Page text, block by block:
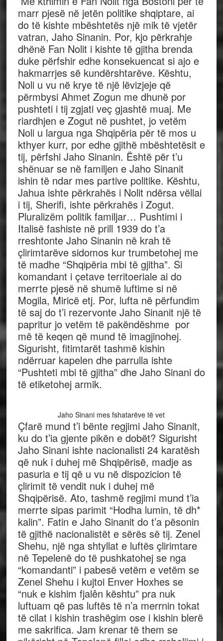
marr pjesë në jetën politike shqiptare, ai
do të kishte mbështetës një mik të vjetër
vatran, Jaho Sinanin. Por, kjo përkrahje
dhënë Fan Nolit i kishte të gjitha brenda
duke përfshir edhe konsekuencat si ajo e
hakmarrjes së kundërshtarëve. Kështu,
Noli u vu në krye të një lëvizjeje që
përmbysi Ahmet Zogun me dhunë por
pushteti i tij zgjati veç gjashtë muaj. Me
riardhjen e Zogut në pushtet, jo vetëm
Noli u largua nga Shqipëria për të mos u
kthyer kurr, por edhe gjithë mbështetësit e
tij, përfshi Jaho Sinanin. Është për t’u
shënuar se në familjen e Jaho Sinanit
ishin të ndar mes partive politike. Kështu,
Jahua ishte përkrahës i Nolit ndërsa vëllai
i tij, Sherifi, ishte përkrahës i Zogut.
Pluralizëm politik familjar… Pushtimi i
Italisë fashiste në prill 1939 do t’a
rreshtonte Jaho Sinanin në krah të
çlirimtarëve sidomos kur trumbetohej me
të madhe “Shqipëria mbi të gjitha”. Si
komandant i çetave territoeriale ai do
merrte pjesë në shumë luftime si në
Mogila, Miricë etj. Por, lufta në përfundim
të saj do t’i rezervonte Jaho Sinanit një të
papritur jo vetëm të pakëndëshme por
më të keqen që mund të imagjinohej.
Sigurisht, fitimtarët tashmë kishin
ndërruar kapelen dhe parrulla ishte
“Pushteti mbi të gjitha” dhe Jaho Sinani do
të etiketohej armik.
Jaho Sinani mes fshatarëve të vet
Çfarë mund t’i bënte regjimi Jaho Sinanit,
ku do t’ia gjente pikën e dobët? Sigurisht
Jaho Sinani ishte nacionalisti 24 karatësh
që nuk i duhej më Shqipërisë, madje as
pasuria e tij që u vu në dispozicion të
çlirimit të vendit nuk i duhej më
Shqipërisë. Ato, tashmë regjimi mund t’ia
merrte sipas parimit “Hodha lumin, të dh*
kalin”. Fatin e Jaho Sinanit do t’a pësonin
të gjithë nacionalistët e sërës së tij. Zenel
Shehu, një nga shtyllat e luftës çlirimtare
në Tepelenë do të pushkatohej se nga
“komandanti” i pabesë vetëm e vetëm se
Zenel Shehu i kujtoi Enver Hoxhes se
“nuk e kishim fjalên kështu” pra nuk
luftuam që pas luftës të n’a merrnin tokat
të cilat i kishin trashëgim ose i kishin blerë
me sakrifica. Jam krenar të them se